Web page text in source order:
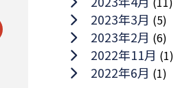
2023年3月 (5)
2023年2月 (6)
2022年11月 (1)
2022年6月 (1)